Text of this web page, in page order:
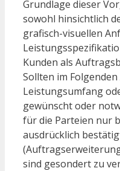
Grundlage dieser
sowohl hinsichtlich
grafisch-visuellen
Kunden als
Sollten im
Leistungsumfang
gewünscht oder
für die Parteien nur
ausdrücklich
sind gesondert zu